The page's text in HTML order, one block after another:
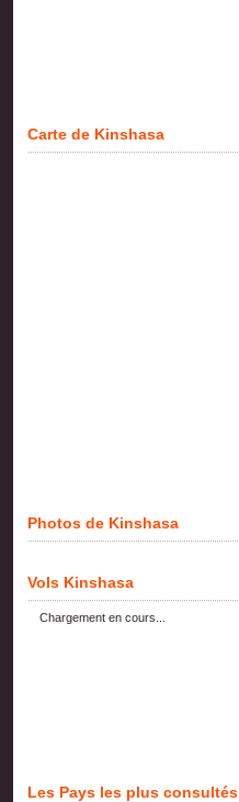
Carte de Kinshasa
Photos de Kinshasa
Vols Kinshasa
Chargement en cours...
Les Pays les plus consultés